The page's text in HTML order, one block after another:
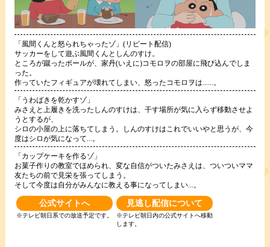
「風間くんと怒られちゃったゾ」(リピート配信)
サッカーをして遊ぶ風間くんとしんのすけ。
ところが蹴ったボールが、家丹(いえに)コモロヲの部屋に飛び込んでしま
った。
作っていたフィギュアが壊れてしまい、怒ったコモロヲは......。
「うわばきを乾かすゾ」
みさえと上履きを洗ったしんのすけは、干す場所が気に入らず移動させよ
うとするが、
シロの小屋の上に落ちてしまう。しんのすけはこれでいいやと思うが、今
度はシロが気になって...。
「カップケーキを作るゾ」
お菓子作りの教室でほめられ、変な自信がついたみさえは、ついついママ
友たちの前で見栄を張ってしまう。
そして今度は自分がみんなに教える事になってしまい...。
公式サイトへ
※テレビ朝日系での放送予定です。
見逃し配信について
※テレビ朝日内の公式サイトへ移動
します。